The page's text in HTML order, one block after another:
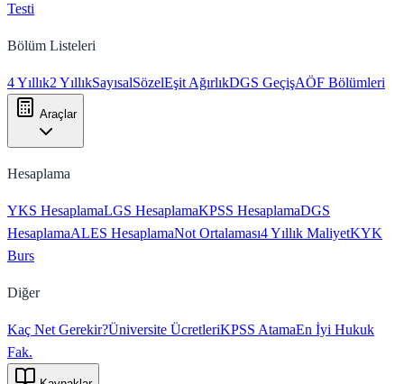
Testi
Bölüm Listeleri
4 Yıllık2 YıllıkSayısalSözelEşit AğırlıkDGS GeçişAÖF Bölümleri
Araçlar
Hesaplama
YKS HesaplamaLGS HesaplamaKPSS HesaplamaDGS
HesaplamaALES HesaplamaNot Ortalaması4 Yıllık MaliyetKYK
Burs
Diğer
Kaç Net Gerekir?Üniversite ÜcretleriKPSS AtamaEn İyi Hukuk
Fak.